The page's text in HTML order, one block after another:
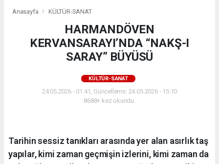
Anasayfa KÜLTÜR-SANAT
HARMANDÖVEN
KERVANSARAYI’NDA “NAKŞ-I
SARAY” BÜYÜSÜ
KÜLTÜR-SANAT
24.05.2026 - 01:41, Güncelleme: 24.05.2026 - 15:10
8688+ kez okundu.
Tarihin sessiz tanıkları arasında yer alan asırlık taş
yapılar, kimi zaman geçmişin izlerini, kimi zaman da